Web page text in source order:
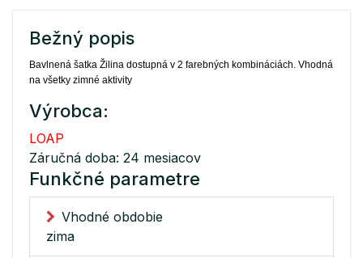
Bežný popis
Bavlnená šatka Žilina dostupná v 2 farebných kombináciách. Vhodná
na všetky zimné aktivity
Výrobca:
LOAP
Záručná doba: 24 mesiacov
Funkčné parametre
Vhodné obdobie
zima